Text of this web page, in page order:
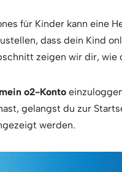
für Kinder kann eine
dass dein Kind
zeigen wir dir,
mein o2-Konto
gelangst du zur
werden.